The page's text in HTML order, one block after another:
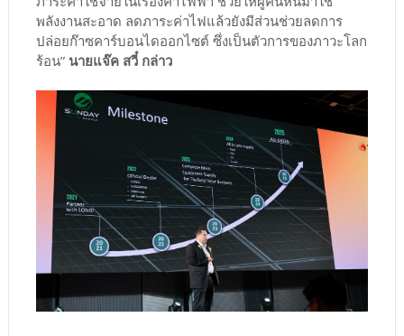
พลังงานสะอาด ลดภาระค่าไฟแล้วยังมีส่วนช่วยลดการ
ปล่อยก๊าซคาร์บอนไดออกไซต์ ซึ่งเป็นตัวการของภาวะโลก
ร้อน” นายแจ๊ค สวี๋ กล่าว